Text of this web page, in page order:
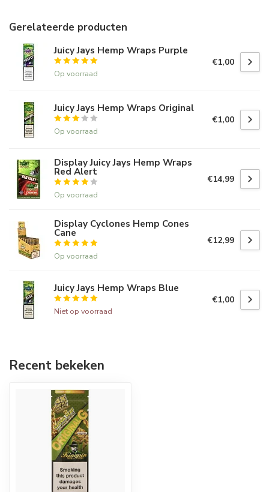
Gerelateerde producten
Juicy Jays Hemp Wraps Purple
Op voorraad
€1,00
Juicy Jays Hemp Wraps Original
Op voorraad
€1,00
Display Juicy Jays Hemp Wraps
Red Alert
Op voorraad
€14,99
Display Cyclones Hemp Cones
Cane
Op voorraad
€12,99
Juicy Jays Hemp Wraps Blue
Niet op voorraad
€1,00
Recent bekeken